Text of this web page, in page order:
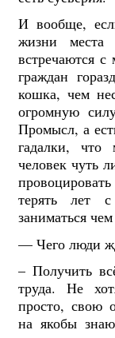
И вообще,
жизни
встречаются
граждан
кошка, чем
огромную
Промысл, а
гадалки,
человек чуть
терять лет
заниматься
— Чего люди
– Получить
труда. Не
просто, свою
на якобы